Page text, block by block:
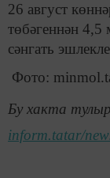
26 август
төбәгеннән
сәнгать
Фото:
Бу хакта
inform.tatar/